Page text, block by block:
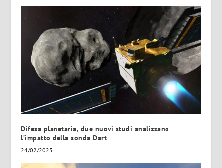
Difesa planetaria, due nuovi studi analizzano
l’impatto della sonda Dart
24/02/2025